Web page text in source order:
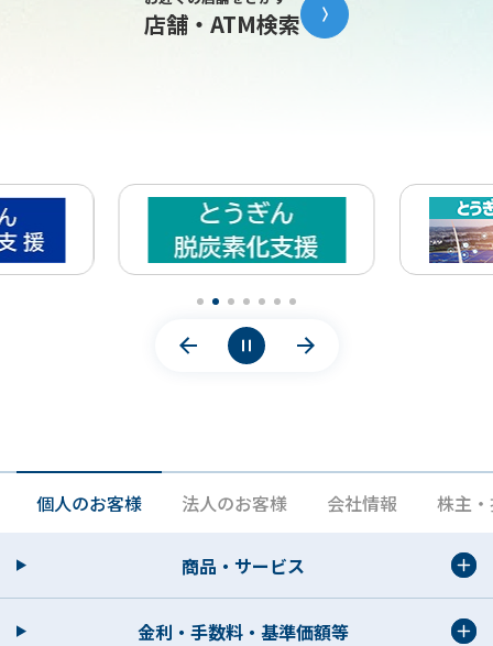
店舗・ATM検索
個人のお客様 法人のお客様 会社情報 株主
商品・サービス
金利・手数料・基準価額等